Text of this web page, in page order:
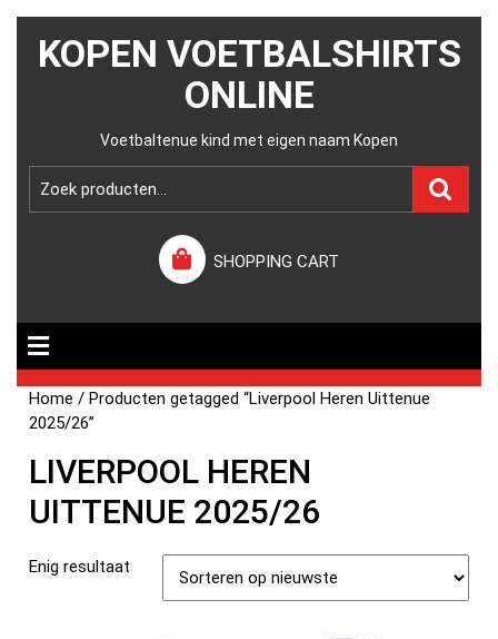
KOPEN VOETBALSHIRTS
ONLINE
Voetbaltenue kind met eigen naam Kopen
SHOPPING CART
Home / Producten getagged “Liverpool Heren Uittenue
2025/26”
LIVERPOOL HEREN
UITTENUE 2025/26
Enig resultaat